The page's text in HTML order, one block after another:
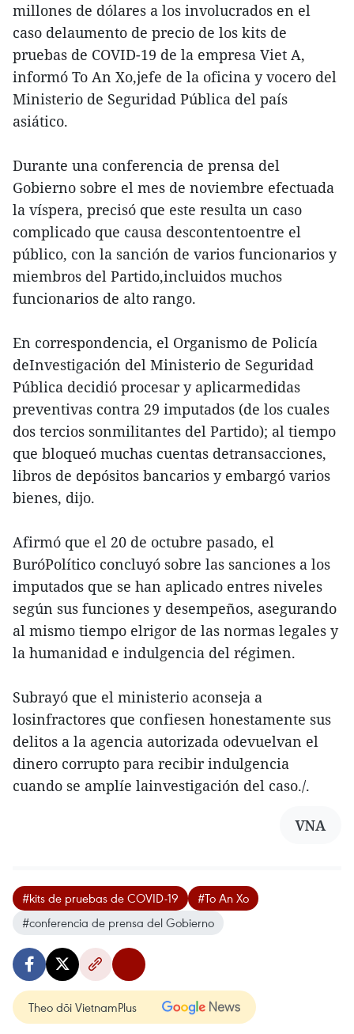
millones de dólares a los involucrados en el
caso delaumento de precio de los kits de
pruebas de COVID-19 de la empresa Viet A,
informó To An Xo,jefe de la oficina y vocero del
Ministerio de Seguridad Pública del país
asiático.
Durante una conferencia de prensa del
Gobierno sobre el mes de noviembre efectuada
la víspera, precisó que este resulta un caso
complicado que causa descontentoentre el
público, con la sanción de varios funcionarios y
miembros del Partido,incluidos muchos
funcionarios de alto rango.
En correspondencia, el Organismo de Policía
deInvestigación del Ministerio de Seguridad
Pública decidió procesar y aplicarmedidas
preventivas contra 29 imputados (de los cuales
dos tercios sonmilitantes del Partido); al tiempo
que bloqueó muchas cuentas detransacciones,
libros de depósitos bancarios y embargó varios
bienes, dijo.
Afirmó que el 20 de octubre pasado, el
BuróPolítico concluyó sobre las sanciones a los
imputados que se han aplicado entres niveles
según sus funciones y desempeños, asegurando
al mismo tiempo elrigor de las normas legales y
la humanidad e indulgencia del régimen.
Subrayó que el ministerio aconseja a
losinfractores que confiesen honestamente sus
delitos a la agencia autorizada odevuelvan el
dinero corrupto para recibir indulgencia
cuando se amplíe lainvestigación del caso./.
VNA
#kits de pruebas de COVID-19
#To An Xo
#conferencia de prensa del Gobierno
Theo dõi VietnamPlus